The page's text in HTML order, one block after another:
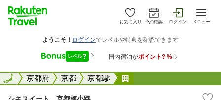
お気に入り 予約確認 ログイン メニュー
全国京都府 京都 京都駅
全国